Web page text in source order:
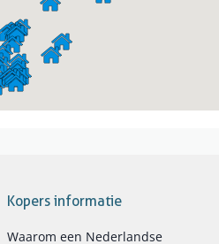
Kopers informatie
Waarom een Nederlandse